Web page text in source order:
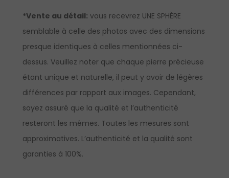
*Vente au détail: vous recevrez UNE SPHÈRE
semblable à celle des photos avec des dimensions
presque identiques à celles mentionnées ci-
dessus. Veuillez noter que chaque pierre précieuse
étant unique et naturelle, il peut y avoir de légères
différences par rapport aux images. Cependant,
soyez assuré que la qualité et l’authenticité
resteront les mêmes. Toutes les mesures sont
approximatives. L’authenticité et la qualité sont
garanties à 100%.